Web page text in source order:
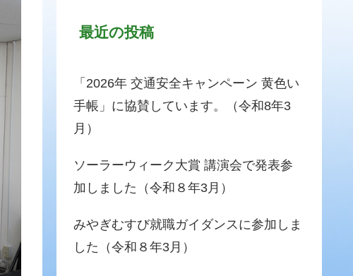
最近の投稿
「2026年 交通安全キャンペーン 黄色い
手帳」に協賛しています。（令和8年3
月）
ソーラーウィーク大賞 講演会で発表参
加しました（令和８年3月）
みやぎむすび就職ガイダンスに参加しま
した（令和８年3月）